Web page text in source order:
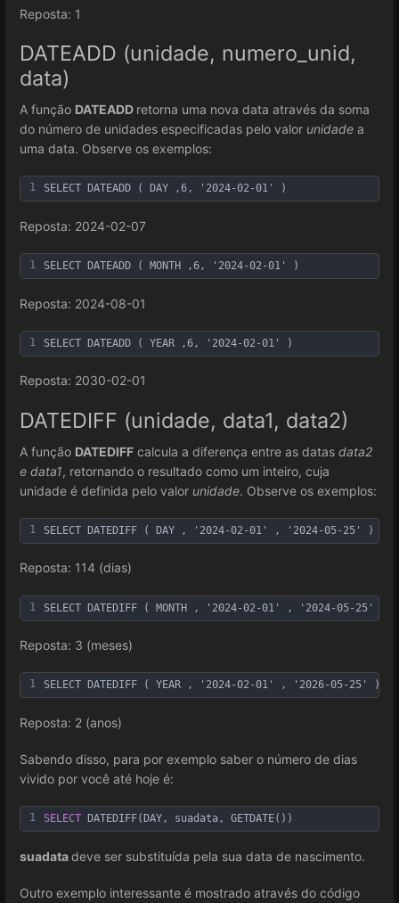
Reposta: 1
DATEADD (unidade, numero_unid,
data)
A função DATEADD retorna uma nova data através da soma
do número de unidades especificadas pelo valor unidade a
uma data. Observe os exemplos:
1 SELECT DATEADD ( DAY ,6, '2024-02-01' )
Reposta: 2024-02-07
1 SELECT DATEADD ( MONTH ,6, '2024-02-01' )
Reposta: 2024-08-01
1 SELECT DATEADD ( YEAR ,6, '2024-02-01' )
Reposta: 2030-02-01
DATEDIFF (unidade, data1, data2)
A função DATEDIFF calcula a diferença entre as datas data2
e data1, retornando o resultado como um inteiro, cuja
unidade é definida pelo valor unidade. Observe os exemplos:
1 SELECT DATEDIFF ( DAY , '2024-02-01' , '2024-05-25' )
Reposta: 114 (dias)
1 SELECT DATEDIFF ( MONTH , '2024-02-01' , '2024-05-25' )
Reposta: 3 (meses)
1 SELECT DATEDIFF ( YEAR , '2024-02-01' , '2026-05-25' ) )
Reposta: 2 (anos)
Sabendo disso, para por exemplo saber o número de dias
vivido por você até hoje é:
1 SELECT DATEDIFF(DAY, suadata, GETDATE())
suadatadeve ser substituída pela sua data de nascimento.
Outro exemplo interessante é mostrado através do código